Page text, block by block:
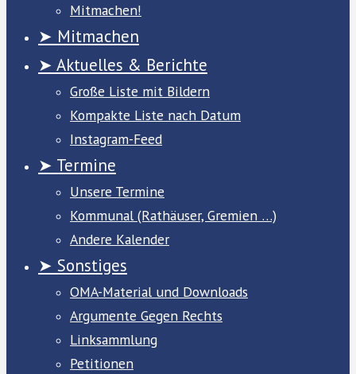
Mitmachen!
➤ Mitmachen
➤ Aktuelles & Berichte
Große Liste mit Bildern
Kompakte Liste nach Datum
Instagram-Feed
➤ Termine
Unsere Termine
Kommunal (Rathäuser, Gremien …)
Andere Kalender
➤ Sonstiges
OMA-Material und Downloads
Argumente Gegen Rechts
Linksammlung
Petitionen